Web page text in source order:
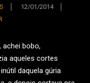
12/01/2014
achei bobo,
aqueles cortes
daquela gúria